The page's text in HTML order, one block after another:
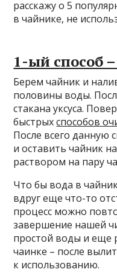
расскажу о 5
в чайнике, не
1-ый способ –
Берем чайник и
половины воды.
стакана уксуса.
быстрыхспособов
После всего данную
и оставить чайник
раствором на пару
Что бы вода в
вдруг еще что-то
процесс можно
завершение нашей
простой воды и еще
чаинке – после
к использованию.